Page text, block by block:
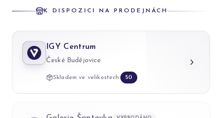
K DISPOZICI NA PRODEJNÁCH
IGY Centrum
České Budějovice
Skladem ve velikostech: 50